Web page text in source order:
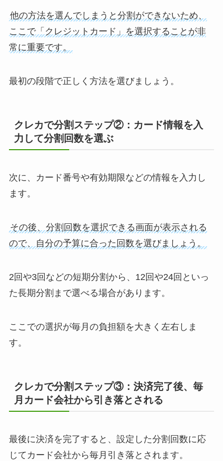
他の方法を選んでしまうと分割ができないため、
ここで「クレジットカード」を選択することが非
常に重要です。
最初の段階で正しく方法を選びましょう。
クレカで分割ステップ②：カード情報を入
力して分割回数を選ぶ
次に、カード番号や有効期限などの情報を入力し
ます。
その後、分割回数を選択できる画面が表示される
ので、自分の予算に合った回数を選びましょう。
2回や3回などの短期分割から、12回や24回といっ
た長期分割まで選べる場合があります。
ここでの選択が毎月の負担額を大きく左右しま
す。
クレカで分割ステップ③：決済完了後、毎
月カード会社から引き落とされる
最後に決済を完了すると、設定した分割回数に応
じてカード会社から毎月引き落とされます。